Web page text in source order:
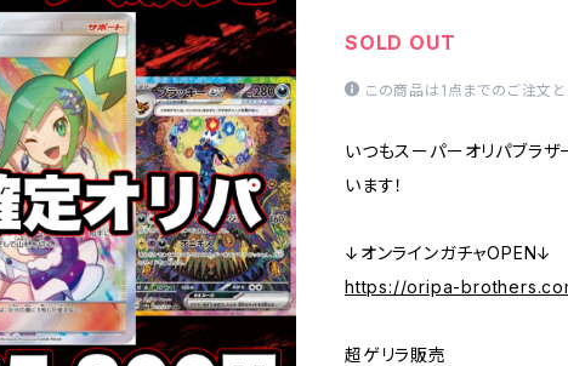
SOLD OUT
この商品は1点までのご注文と
いつもスーパーオリパブラ
います！
↓オンラインガチャOPEN↓
https://oripa-
超ゲリラ販売